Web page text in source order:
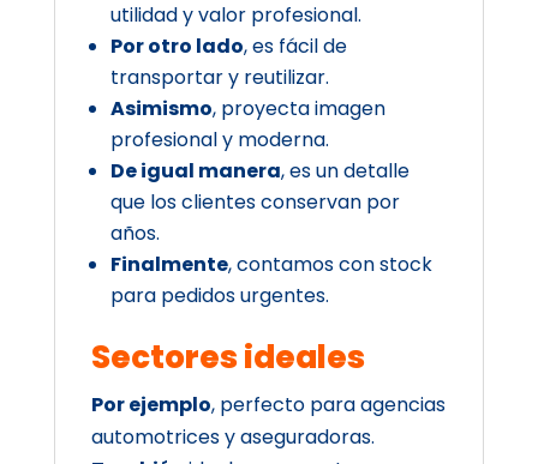
utilidad y valor profesional.
Por otro lado, es fácil de
transportar y reutilizar.
Asimismo, proyecta imagen
profesional y moderna.
De igual manera, es un detalle
que los clientes conservan por
años.
Finalmente, contamos con stock
para pedidos urgentes.
Sectores ideales
Por ejemplo, perfecto para agencias
automotrices y aseguradoras.